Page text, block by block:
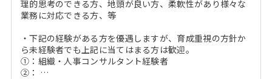
理的思考のできる方、地頭が良い方、柔軟性があり様々な
業務に対応できる方、等
・下記の経験がある方を優遇しますが、育成重視の方針か
ら未経験者でも上記に当てはまる方は歓迎。
①：組織・人事コンサルタント経験者
②： …